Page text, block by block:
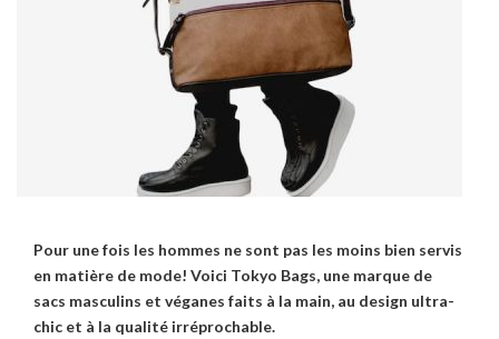
Pour une fois les hommes ne sont pas les moins bien servis
en matière de mode! Voici Tokyo Bags, une marque de
sacs masculins et véganes faits à la main, au design ultra-
chic et à la qualité irréprochable.